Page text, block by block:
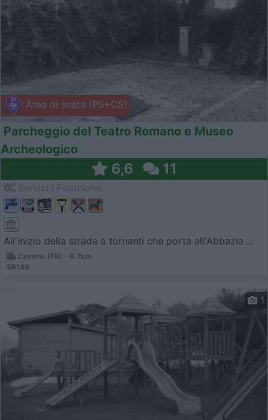
Area di sosta (PS+CS)
Parcheggio del Teatro Romano e Museo
Archeologico
6,6 11
All'inizio della strada a tornanti che porta all'Abbazia ...
Cassino (FR) - 9.7km
SR149
1